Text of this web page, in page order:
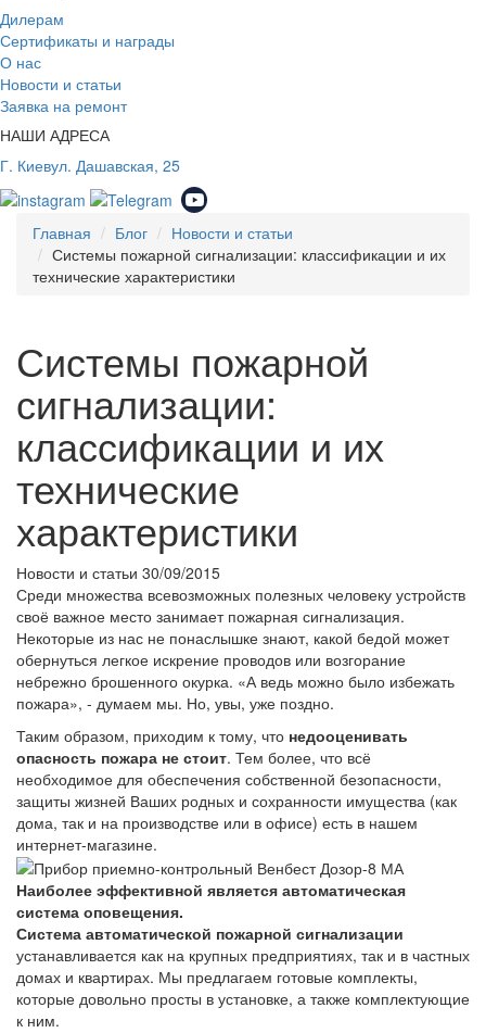
Дилерам
Сертификаты и награды
О нас
Новости и статьи
Заявка на ремонт
НАШИ АДРЕСА
Г. Киевул. Дашавская, 25
Главная Блог
Новости и статьи
Системы пожарной сигнализации: классификации и их
технические характеристики
Системы пожарной
сигнализации:
классификации и их
технические
характеристики
Новости и статьи 30/09/2015
Среди множества всевозможных полезных человеку устройств
своё важное место занимает пожарная сигнализация.
Некоторые из нас не понаслышке знают, какой бедой может
обернуться легкое искрение проводов или возгорание
небрежно брошенного окурка. «А ведь можно было избежать
пожара», - думаем мы. Но, увы, уже поздно.
Таким образом, приходим к тому, что недооценивать
опасность пожара не стоит. Тем более, что всё
необходимое для обеспечения собственной безопасности,
защиты жизней Ваших родных и сохранности имущества (как
дома, так и на производстве или в офисе) есть в нашем
интернет-магазине.
Наиболее эффективной является автоматическая
система оповещения.
Система автоматической пожарной сигнализации
устанавливается как на крупных предприятиях, так и в частных
домах и квартирах. Мы предлагаем готовые комплекты,
которые довольно просты в установке, а также комплектующие
к ним.